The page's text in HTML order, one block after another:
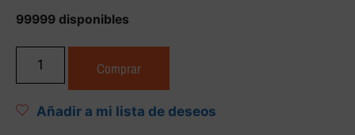
99999 disponibles
Comprar
Añadir a mi lista de deseos